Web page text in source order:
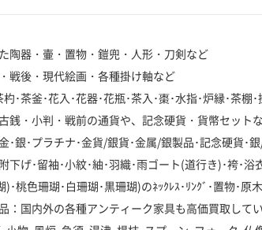
陶器・壷・置物・鎧兜・人形・刀剣など
戦後・現代絵画・各種掛け軸など
･茶釜･花入･花器･花瓶･茶入･棗･水指･炉縁･茶棚
銭・小判・戦前の通貨や、記念硬貨・貨幣セット
銀･プラチナ･金貨/銀貨･金属/銀製品･記念硬貨･
下げ･留袖･小紋･紬･羽織･雨ゴート(道行き)･袴･浴
桃色珊瑚･白珊瑚･黒珊瑚)のﾈｯｸﾚｽ･ﾘﾝｸﾞ･置物･原
：国内外の各種アンティーク家具も高価買取して